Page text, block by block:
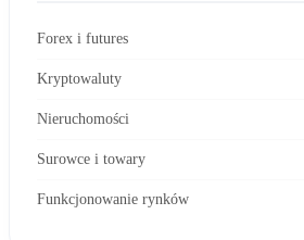
Forex i futures
Kryptowaluty
Nieruchomości
Surowce i towary
Funkcjonowanie rynków